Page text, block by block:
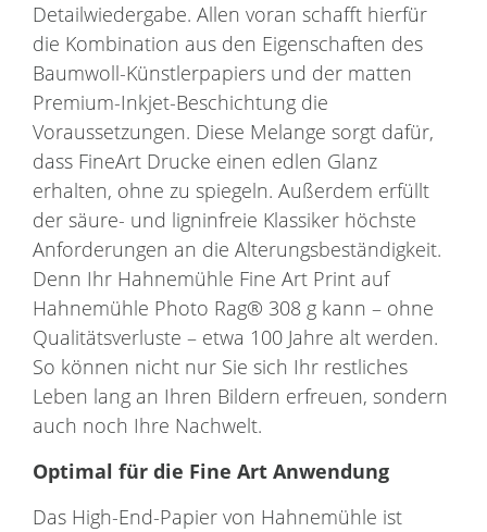
Detailwiedergabe. Allen voran schafft hierfür
die Kombination aus den Eigenschaften des
Baumwoll-Künstlerpapiers und der matten
Premium-Inkjet-Beschichtung die
Voraussetzungen. Diese Melange sorgt dafür,
dass FineArt Drucke einen edlen Glanz
erhalten, ohne zu spiegeln. Außerdem erfüllt
der säure- und ligninfreie Klassiker höchste
Anforderungen an die Alterungsbeständigkeit.
Denn Ihr Hahnemühle Fine Art Print auf
Hahnemühle Photo Rag® 308 g kann – ohne
Qualitätsverluste – etwa 100 Jahre alt werden.
So können nicht nur Sie sich Ihr restliches
Leben lang an Ihren Bildern erfreuen, sondern
auch noch Ihre Nachwelt.
Optimal für die Fine Art Anwendung
Das High-End-Papier von Hahnemühle ist